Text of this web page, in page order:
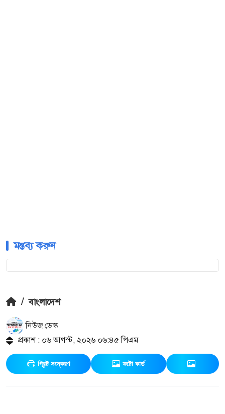
মন্তব্য করুন
/ বাংলাদেশ
নিউজ ডেস্ক
প্রকাশ : ০৬ আগস্ট, ২০২৬ ০৬:৪৫ পিএম
প্রিন্ট সংস্করণ ফটো কার্ড